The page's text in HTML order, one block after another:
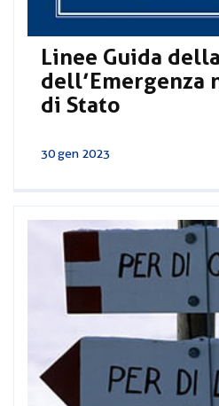
Linee Guida
dell’Emergenza
di Stato
30 gen 2023